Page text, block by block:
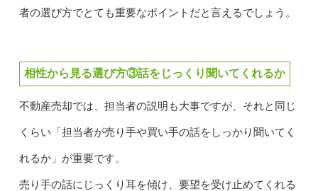
者の選び方でとても重要なポイントだと言えるでしょう。
相性から見る選び方③話をじっくり聞いてくれるか
不動産売却では、担当者の説明も大事ですが、それと同じ
くらい「担当者が売り手や買い手の話をしっかり聞いてく
れるか」が重要です。
売り手の話にじっくり耳を傾け、要望を受け止めてくれる